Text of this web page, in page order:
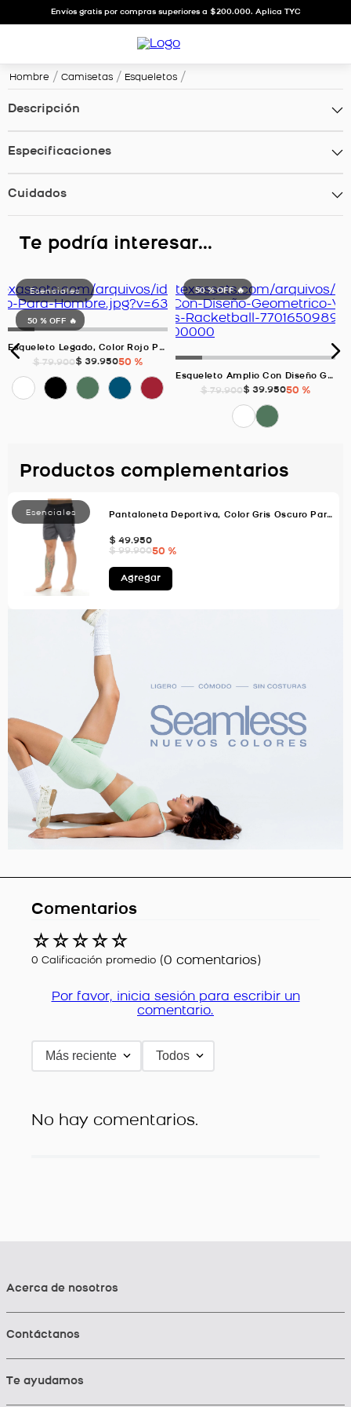
Envíos gratis por compras superiores a $200.000. Aplica TYC
Hombre Camisetas Esqueletos
Descripción
Especificaciones
Cuidados
Te podría interesar...
50 % OFF 🔥
Esqueleto Legado, Color Rojo Para Hombre
$ 79.900$ 39.95050 %
50 % OFF 🔥
Esqueleto Amplio Con Diseño Geométrico, Color Verde Oscuro Para Hombre
$ 79.900$ 39.95050 %
Productos complementarios
Pantaloneta Deportiva, Color Gris Oscuro Para Hombre
$ 49.950
$ 99.90050 %
Agregar
Comentarios
☆☆☆☆☆
0 Calificación promedio (0 comentarios)
Por favor, inicia sesión para escribir un
comentario.
Más reciente Todos
No hay comentarios.
Acerca de nosotros
Contáctanos
Te ayudamos